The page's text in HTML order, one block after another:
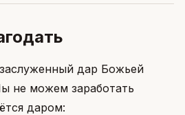
дар Божьей
не можем заработать
даром: